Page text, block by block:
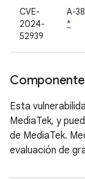
CVE-
2024-
52939
A-
*
Esta
MediaTek, y
de MediaTek.
evaluación de